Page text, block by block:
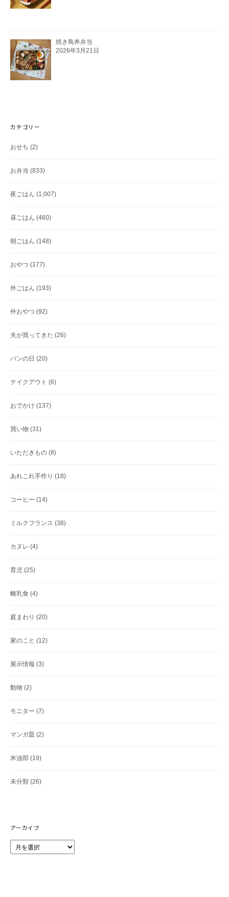
焼き鳥丼弁当
2026年3月21日
カテゴリー
おせち (2)
お弁当 (833)
夜ごはん (1,007)
昼ごはん (460)
朝ごはん (148)
おやつ (177)
外ごはん (193)
外おやつ (92)
夫が買ってきた (26)
パンの日 (20)
テイクアウト (6)
おでかけ (137)
買い物 (31)
いただきもの (8)
あれこれ手作り (18)
コーヒー (14)
ミルクフランス (38)
カヌレ (4)
育児 (25)
離乳食 (4)
庭まわり (20)
家のこと (12)
展示情報 (3)
動物 (2)
モニター (7)
マンガ皿 (2)
米油部 (19)
未分類 (26)
アーカイブ
ー